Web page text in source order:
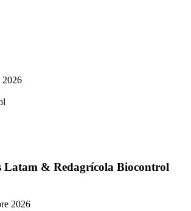
2026
Latam & Redagrícola Biocontrol
2026